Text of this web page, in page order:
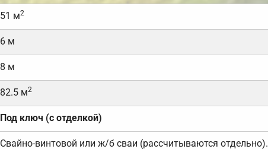
51 м2
6 м
8 м
82.5 м2
Под ключ (с отделкой)
Свайно-винтовой или ж/б сваи (рассчитываются отдельно).